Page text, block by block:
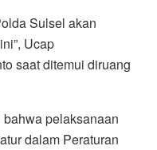
Sulsel akan
Ucap
saat ditemui diruang
pelaksanaan
dalam Peraturan